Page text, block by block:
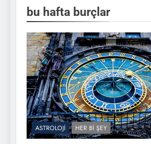
bu hafta burçlar
ASTROLOJI HER BI ŞEY